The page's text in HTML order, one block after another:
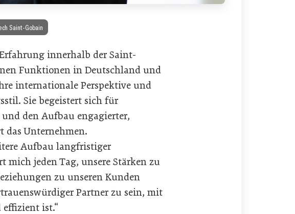
Saint-Gobain
innerhalb der Saint-
Funktionen in Deutschland und
internationale Perspektive und
Sie begeistert sich für
den Aufbau engagierter,
das Unternehmen.
Aufbau langfristiger
mich jeden Tag, unsere Stärken zu
zu unseren Kunden
Partner zu sein, mit
ist.“